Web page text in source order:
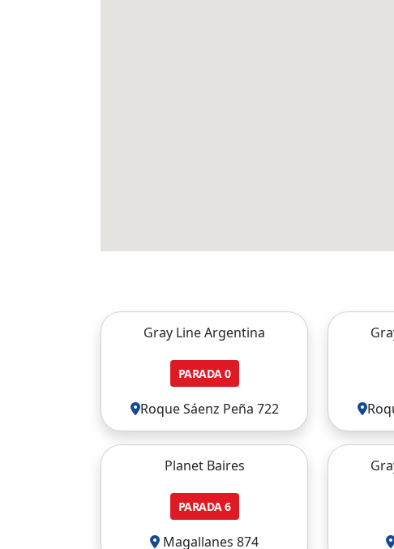
Gray Line Argentina
PARADA0
Roque Sáenz Peña 722
Planet Baires
PARADA6
Magallanes 874